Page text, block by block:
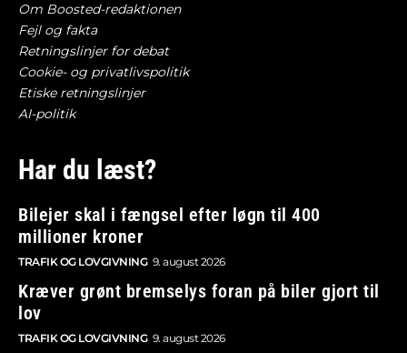
Om Boosted-redaktionen
Fejl og fakta
Retningslinjer for debat
Cookie- og privatlivspolitik
Etiske retningslinjer
AI-politik
Har du læst?
Bilejer skal i fængsel efter løgn til 400
millioner kroner
TRAFIK OG LOVGIVNING 9. august 2026
Kræver grønt bremselys foran på biler gjort til
lov
TRAFIK OG LOVGIVNING 9. august 2026